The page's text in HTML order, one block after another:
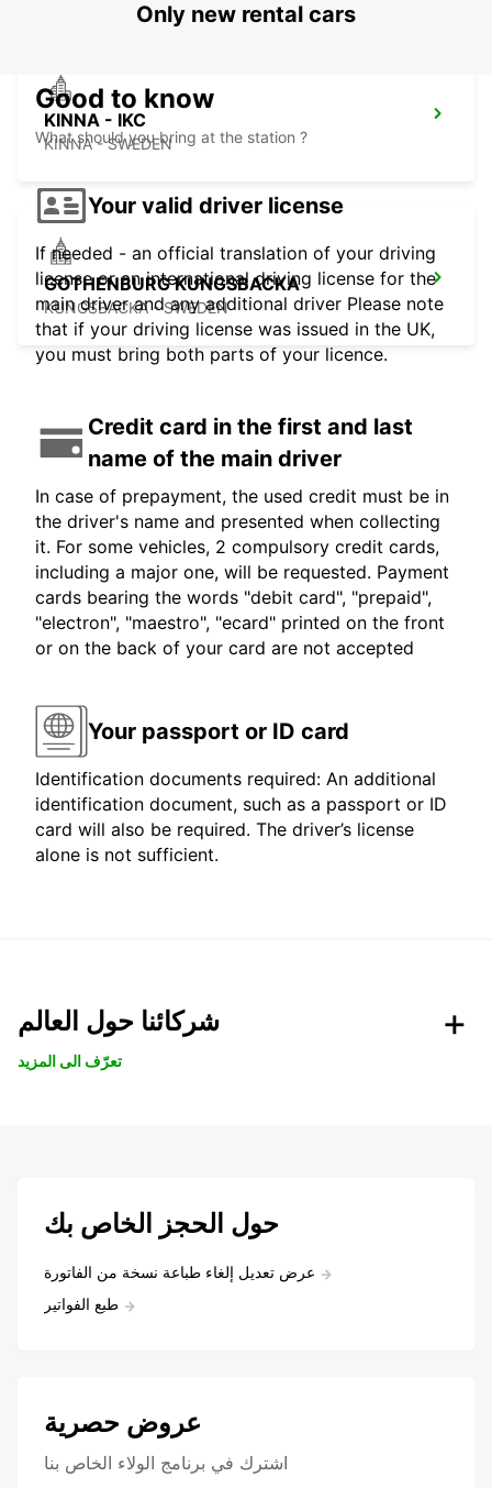
KINNA - IKC
KINNA - SWEDEN
GOTHENBURG KUNGSBACKA
KUNGSBACKA - SWEDEN
Only new rental cars
Good to know
What should you bring at the station ?
Your valid driver license
If needed - an official translation of your driving
license or an international driving license for the
main driver and any additional driver Please note
that if your driving license was issued in the UK,
you must bring both parts of your licence.
Credit card in the first and last
name of the main driver
In case of prepayment, the used credit must be in
the driver's name and presented when collecting
it. For some vehicles, 2 compulsory credit cards,
including a major one, will be requested. Payment
cards bearing the words "debit card", "prepaid",
"electron", "maestro", "ecard" printed on the front
or on the back of your card are not accepted
Your passport or ID card
Identification documents required: An additional
identification document, such as a passport or ID
card will also be required. The driver’s license
alone is not sufficient.
شركائنا حول العالم
تعرّف الى المزيد
حول الحجز الخاص بك
عرض تعديل إلغاء طباعة نسخة من الفاتورة
طبع الفواتير
عروض حصرية
اشترك في برنامج الولاء الخاص بنا